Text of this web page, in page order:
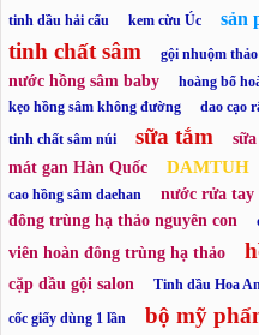
tinh dầu hải cẩu
kem cừu Úc sản
tinh chất sâm gội nhuộm
nước hồng sâm baby
hoàng bổ
kẹo hồng sâm không đường
dao cạo
tinh chất sâm núi
sữa tắm
mát gan Hàn Quốc
DAMTUH
cao hồng sâm daehan nước rửa
đông trùng hạ thảo nguyên con
viên hoàn đông trùng hạ thảo
cặp dầu gội salon Tinh dầu Hoa
cốc giấy dùng 1 lần bộ mỹ